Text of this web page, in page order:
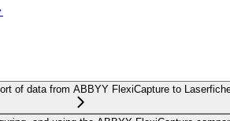
of data from ABBYY FlexiCapture to